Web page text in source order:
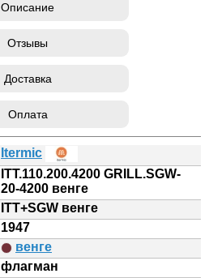
Описание
Отзывы
Доставка
Оплата
Itermic
ITT.110.200.4200 GRILL.SGW-
20-4200 венге
ITT+SGW венге
1947
венге
флагман